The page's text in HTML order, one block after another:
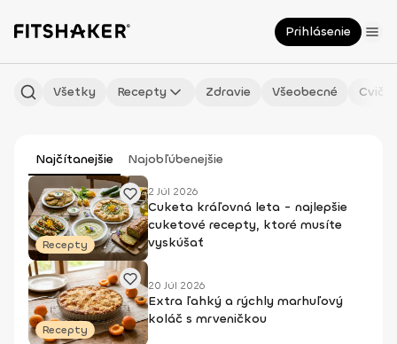
Prihlásenie
Všetky Recepty Zdravie Všeobecné
Najčítanejšie Najobľúbenejšie
Recepty
2 Júl 2026
Cuketa kráľovná leta - najlepšie
cuketové recepty, ktoré musíte
vyskúšať
Recepty
20 Júl 2026
Extra ľahký a rýchly marhuľový
koláč s mrveničkou